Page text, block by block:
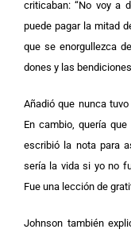
criticaban: “No voy a
puede pagar la mitad
que se enorgullezca
dones y las
Añadió que nunca
En cambio, quería
escribió la nota para
sería la vida si yo no
Fue una lección de
Johnson también